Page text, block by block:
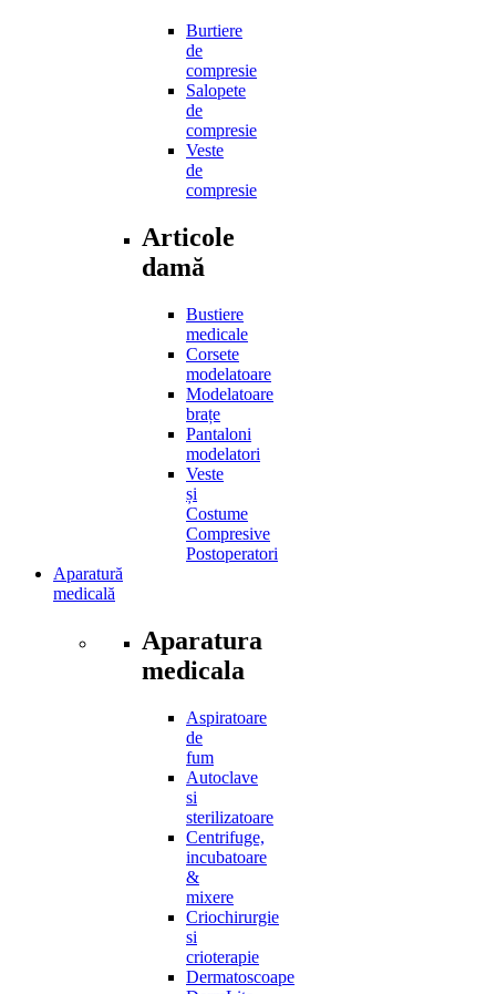
Burtiere
de
compresie
Salopete
de
compresie
Veste
de
compresie
Articole
damă
Bustiere
medicale
Corsete
modelatoare
Modelatoare
brațe
Pantaloni
modelatori
Veste
și
Costume
Compresive
Postoperatori
Aparatură
medicală
Aparatura
medicala
Aspiratoare
de
fum
Autoclave
si
sterilizatoare
Centrifuge,
incubatoare
&
mixere
Criochirurgie
si
crioterapie
Dermatoscoape